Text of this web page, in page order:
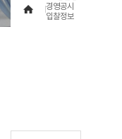
경영공시
입찰정보